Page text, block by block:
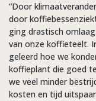
“Door
door
ging drastisch
van onze koffieteelt.
geleerd hoe we
koffieplant die goed
we veel minder
kosten en tijd